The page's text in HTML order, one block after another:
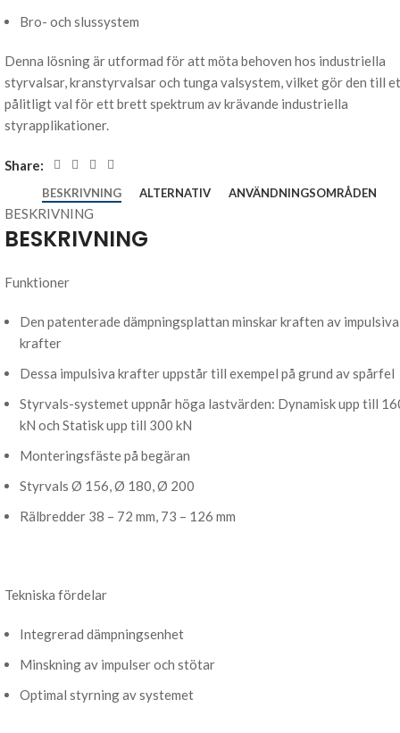
Bro- och slussystem
Denna lösning är utformad för att möta behoven hos industriella
styrvalsar, kranstyrvalsar och tunga valsystem, vilket gör den till
pålitligt val för ett brett spektrum av krävande industriella
styrapplikationer.
Share:
BESKRIVNING ALTERNATIV ANVÄNDNINGSOMRÅDEN
BESKRIVNING
BESKRIVNING
Funktioner
Den patenterade dämpningsplattan minskar kraften av impulsiva
krafter
Dessa impulsiva krafter uppstår till exempel på grund av spårfel
Styrvals-systemet uppnår höga lastvärden: Dynamisk upp till
kN och Statisk upp till 300 kN
Monteringsfäste på begäran
Styrvals Ø 156, Ø 180, Ø 200
Rälbredder 38 – 72 mm, 73 – 126 mm
Tekniska fördelar
Integrerad dämpningsenhet
Minskning av impulser och stötar
Optimal styrning av systemet